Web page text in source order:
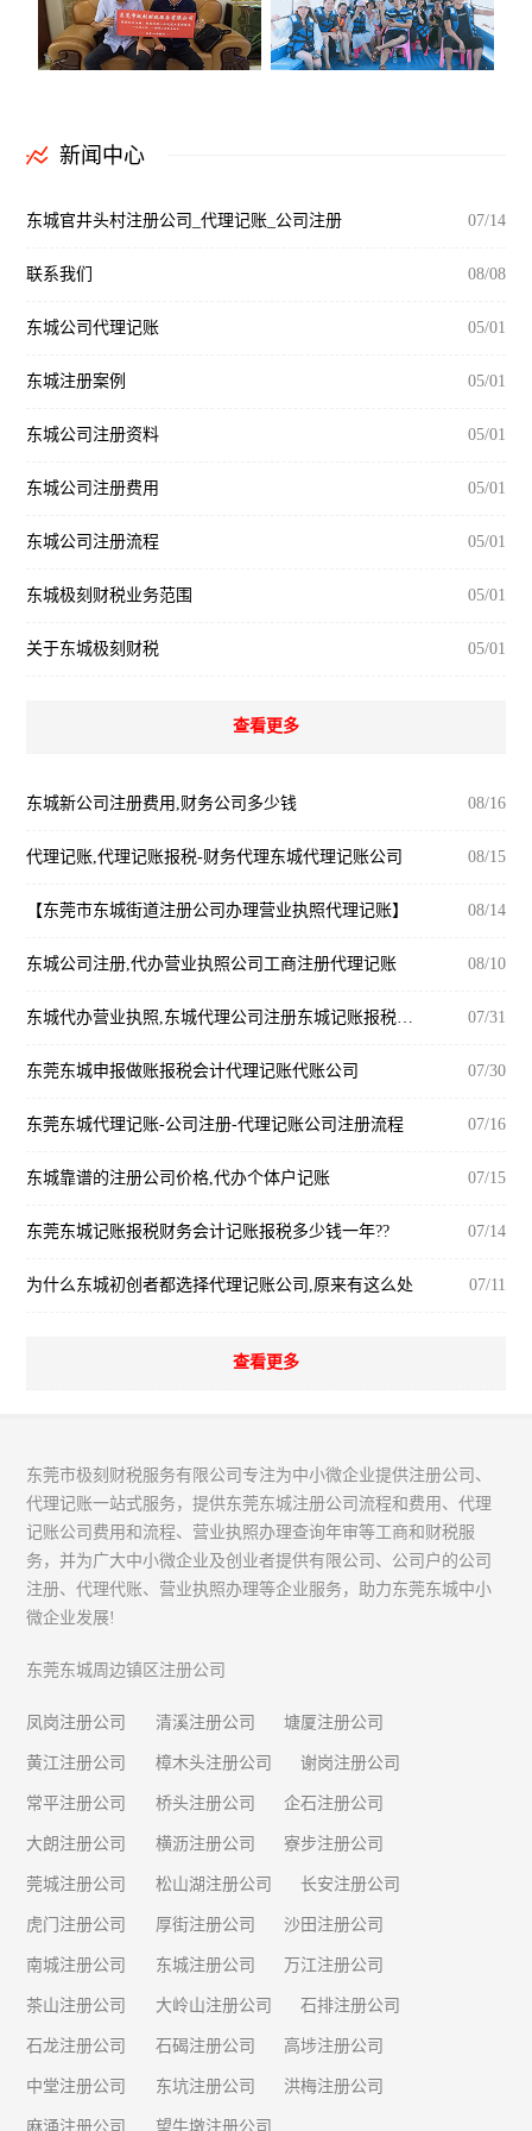
新闻中心
东城官井头村注册公司_代理记账_公司注册 07/14
联系我们 08/08
东城公司代理记账 05/01
东城注册案例 05/01
东城公司注册资料 05/01
东城公司注册费用 05/01
东城公司注册流程 05/01
东城极刻财税业务范围 05/01
关于东城极刻财税 05/01
查看更多
东城新公司注册费用,财务公司多少钱 08/16
代理记账,代理记账报税-财务代理东城代理记账公司 08/15
【东莞市东城街道注册公司办理营业执照代理记账】 08/14
东城公司注册,代办营业执照公司工商注册代理记账 08/10
07/31
东莞东城申报做账报税会计代理记账代账公司 07/30
东莞东城代理记账-公司注册-代理记账公司注册流程 07/16
东城靠谱的注册公司价格,代办个体户记账 07/15
东莞东城记账报税财务会计记账报税多少钱一年?? 07/14
为什么东城初创者都选择代理记账公司,原来有这么处 07/11
查看更多
东莞市极刻财税服务有限公司专注为中小微企业提供注册公司、
代理记账一站式服务，提供东莞东城注册公司流程和费用、代理
记账公司费用和流程、营业执照办理查询年审等工商和财税服
务，并为广大中小微企业及创业者提供有限公司、公司户的公司
注册、代理代账、营业执照办理等企业服务，助力东莞东城中小
微企业发展!
东莞东城周边镇区注册公司
凤岗注册公司 清溪注册公司 塘厦注册公司
黄江注册公司 樟木头注册公司 谢岗注册公司
常平注册公司 桥头注册公司 企石注册公司
大朗注册公司 横沥注册公司 寮步注册公司
莞城注册公司 松山湖注册公司 长安注册公司
虎门注册公司 厚街注册公司 沙田注册公司
南城注册公司 东城注册公司 万江注册公司
茶山注册公司 大岭山注册公司 石排注册公司
石龙注册公司 石碣注册公司 高埗注册公司
中堂注册公司 东坑注册公司 洪梅注册公司
麻涌注册公司 望牛墩注册公司